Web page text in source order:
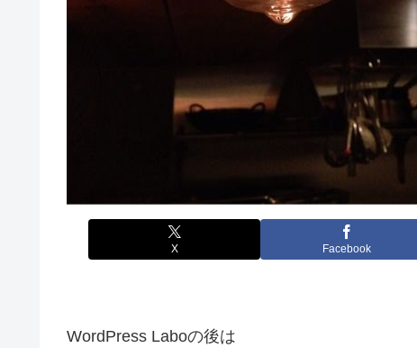
X Facebook
WordPress Laboの後は